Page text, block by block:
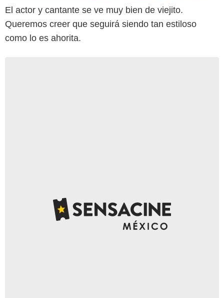
El actor y cantante se ve muy bien de viejito.
Queremos creer que seguirá siendo tan estiloso
como lo es ahorita.